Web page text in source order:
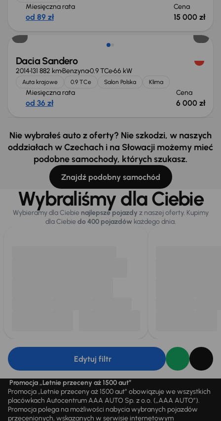
Miesięczna rata
od 89 zł
Cena
15 000 zł
Dacia Sandero
2014131 882 kmBenzyna0.9 TCe66 kW
Auta krajowe 0.9 TCe Salon Polska Klima
Miesięczna rata
od 36 zł
Cena
6 000 zł
Nie wybrałeś auto z oferty? Nie szkodzi, w naszych
oddziałach w Czechach i na Słowacji możemy mieć
podobne samochody, których szukasz.
Znajdź podobny samochód
Wybraliśmy dla Ciebie
Wybieramy dla Ciebie najlepsze pojazdy z naszej oferty. Kupimy
dla Ciebiedo 400 pojazdówkażdego dnia.
Edytuj filtr
Promocja „Letnie przeceny aż 1500 aut”
Promocja „Letnie przeceny aż 1500 aut” obowiązuje we wszystkich
placówkach Autocentrum AAA AUTO Sp. z o.o. („AAA AUTO”).
Promocja polega na możliwości nabycia wybranych pojazdów
przecenionych, wskazanych w serwisie internetowym